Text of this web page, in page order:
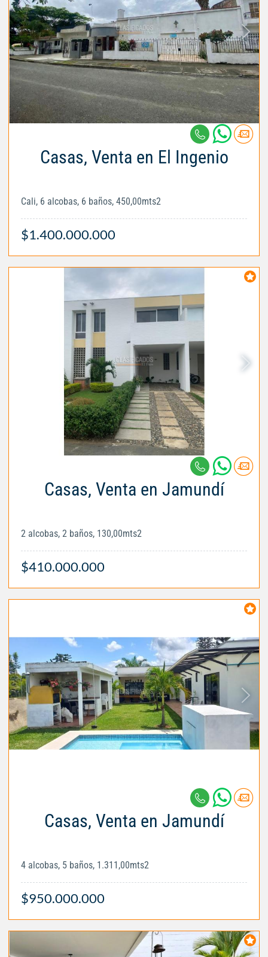
Casas, Venta en El Ingenio
Cali, 6 alcobas, 6 baños, 450,00mts2
$1.400.000.000
Casas, Venta en Jamundí
2 alcobas, 2 baños, 130,00mts2
$410.000.000
Casas, Venta en Jamundí
4 alcobas, 5 baños, 1.311,00mts2
$950.000.000